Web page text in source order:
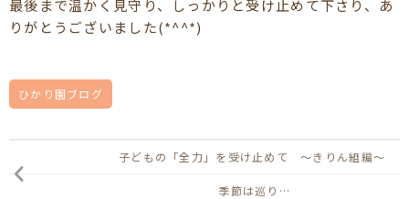
最後まで温かく見守り、しっかりと受け止めて下さり、あ
りがとうございました(*^^*)
ひかり園ブログ
子どもの「全力」を受け止めて ～きりん組編～
季節は巡り…